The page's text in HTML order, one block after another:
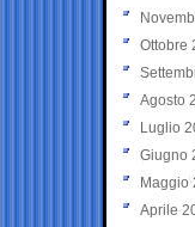
Ottobre
Agosto
Luglio
Giugno
Maggio
Aprile